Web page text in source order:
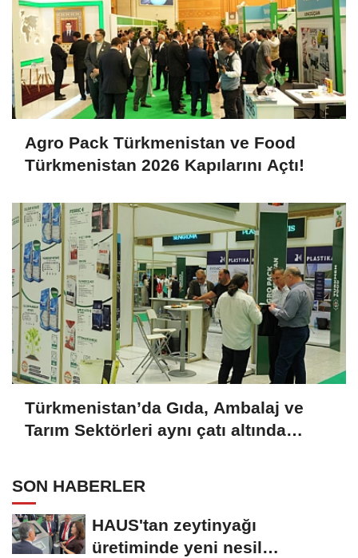
Agro Pack Türkmenistan ve Food
Türkmenistan 2026 Kapılarını Açtı!
Türkmenistan’da Gıda, Ambalaj ve
Tarım Sektörleri aynı çatı altında
SON HABERLER
HAUS'tan zeytinyağı
üretiminde yeni nesil